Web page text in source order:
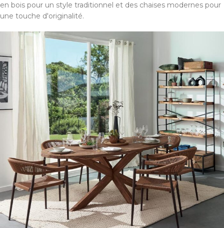
en bois pour un style traditionnel et des chaises modernes pour
une touche d'originalité.